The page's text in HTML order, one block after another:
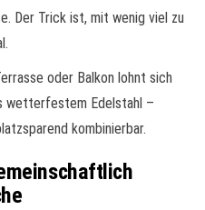
Der Trick ist, mit wenig viel zu
oder Balkon lohnt sich
wetterfestem Edelstahl –
kombinierbar.